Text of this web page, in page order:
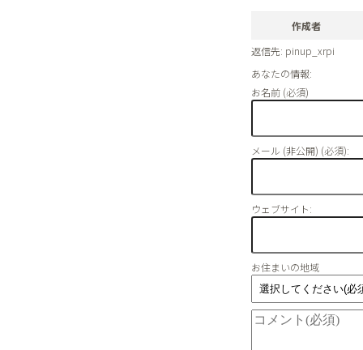
作成者
返信先: pinup_xrpi
あなたの情報:
お名前 (必須)
メール (非公開) (必須):
ウェブサイト:
お住まいの地域